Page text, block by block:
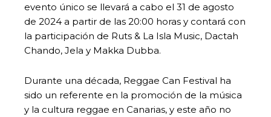
evento único se llevará a cabo el 31 de agosto
de 2024 a partir de las 20:00 horas y contará con
la participación de Ruts & La Isla Music, Dactah
Chando, Jela y Makka Dubba.
Durante una década, Reggae Can Festival ha
sido un referente en la promoción de la música
y la cultura reggae en Canarias, y este año no